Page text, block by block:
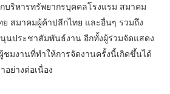
บริหารทรัพยากรบุคคลโรงแรม สมาคม
สมาคมผู้ค้าปลีกไทย และอื่นๆ รวมถึง
นประชาสัมพันธ์งาน อีกทั้งผู้ร่วมจัดแสดง
ชมงานที่ทำให้การจัดงานครั้งนี้เกิดขึ้นได้
อย่างต่อเนื่อง